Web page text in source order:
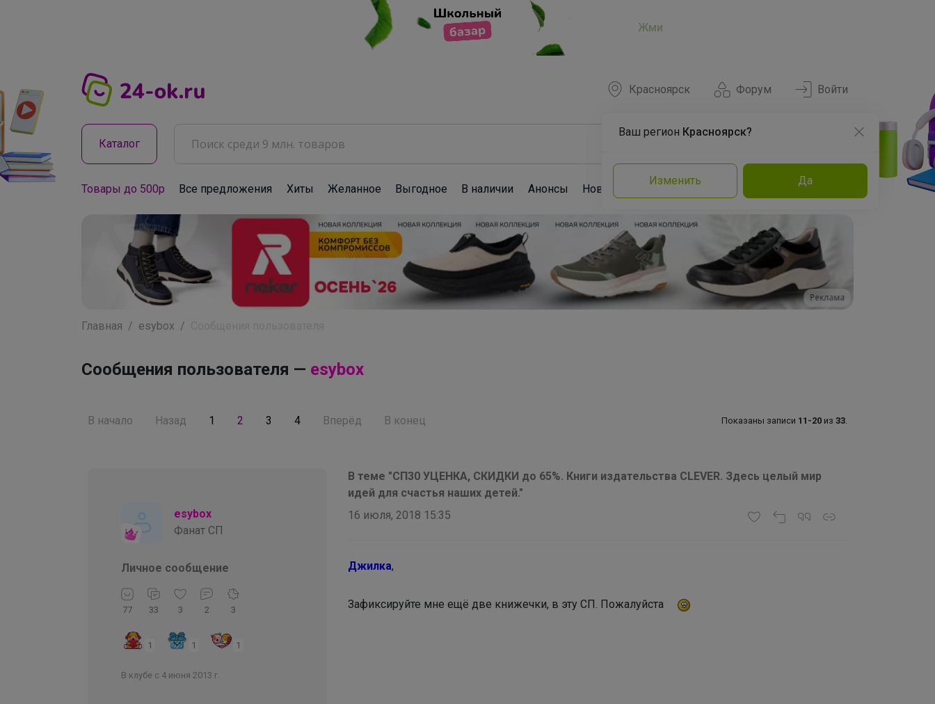
Жми
Форум
Красноярск
Ваш регион Красноярск?
Изменить Да
Войти
Каталог
Товары до 500р Все предложения Хиты Желанное Выгодное В наличии Анонсы Новости Команда Эксперты
Реклама
Главная esybox
Сообщения пользователя — esybox
В начало Назад 1 2 3 4 Вперёд В конец Показаны записи 11-20 из 33.
esybox
Фанат СП
Личное сообщение
77 33 3 2 3
1 1 1
В клубе с 4 июня 2013 г.
В теме "СП30 УЦЕНКА, СКИДКИ до 65%. Книги издательства CLEVER. Здесь целый мир
идей для счастья наших детей."
16 июля, 2018 15:35
Джилка,
Зафиксируйте мне ещё две книжечки, в эту СП. Пожалуйста